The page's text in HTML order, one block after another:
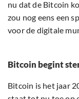
nu dat de Bitcoin
zou nog eens een
voor de digitale
Bitcoin begint
Bitcoin is het jaar